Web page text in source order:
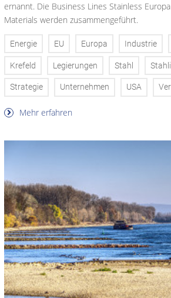
ernannt. Die Business Lines Stainless
Materials werden zusammengeführt.
Energie EU Europa Industrie
Krefeld Legierungen Stahl
Strategie Unternehmen USA
Mehr erfahren